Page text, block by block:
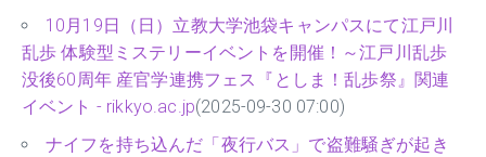
10月19日（日）立教大学池袋キャンパスにて江戸川
乱歩 体験型ミステリーイベントを開催！～江戸川乱歩
没後60周年 産官学連携フェス『としま！乱歩祭』関連
イベント - rikkyo.ac.jp(2025-09-30 07:00)
ナイフを持ち込んだ「夜行バス」で盗難騒ぎが起き